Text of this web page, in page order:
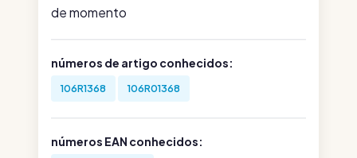
de momento
números de artigo conhecidos:
106R1368 106R01368
números EAN conhecidos: